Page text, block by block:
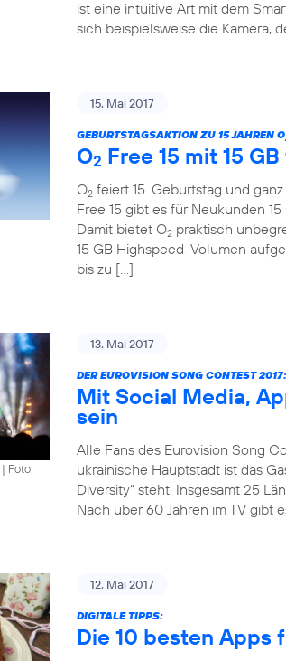
ist eine intuitive Art mit dem
sich beispielsweise die Kamera,
15. Mai 2017
GEBURTSTAGSAKTION ZU 15 JAHREN O
O2 Free 15 mit 15
O2 feiert 15. Geburtstag und
Free 15 gibt es für Neukunden
Damit bietet O2 praktisch
15 GB Highspeed-Volumen
bis zu […]
| Foto:
13. Mai 2017
DER EUROVISION SONG CONTEST 2017:
Mit Social Media,
sein
Alle Fans des Eurovision Song
ukrainische Hauptstadt ist das
Diversity“ steht. Insgesamt 25
Nach über 60 Jahren im TV gibt
12. Mai 2017
DIGITALE TIPPS:
Die 10 besten Apps